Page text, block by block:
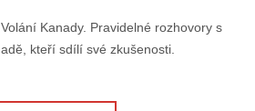
Kanady. Pravidelné rozhovory s
kteří sdílí své zkušenosti.